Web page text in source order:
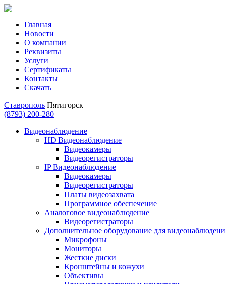
Главная
Новости
О компании
Реквизиты
Услуги
Сертификаты
Контакты
Скачать
Ставрополь Пятигорск
(8793) 200-280
Видеонаблюдение
HD Видеонаблюдение
Видеокамеры
Видеорегистраторы
IP Видеонаблюдение
Видеокамеры
Видеорегистраторы
Платы видеозахвата
Программное обеспечение
Аналоговое видеонаблюдение
Видеорегистраторы
Дополнительное оборудование для
Микрофоны
Мониторы
Жесткие диски
Кронштейны и кожухи
Объективы